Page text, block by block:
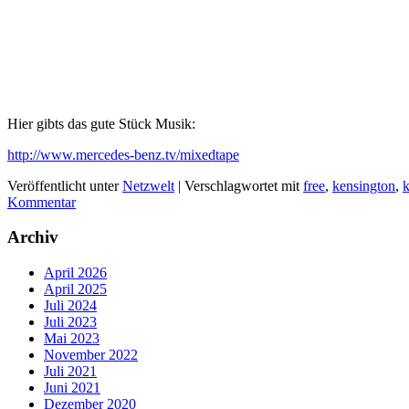
Hier gibts das gute Stück Musik:
http://www.mercedes-benz.tv/mixedtape
Veröffentlicht unter Netzwelt | Verschlagwortet mit free, kensington,
Kommentar
Archiv
April 2026
April 2025
Juli 2024
Juli 2023
Mai 2023
November 2022
Juli 2021
Juni 2021
Dezember 2020